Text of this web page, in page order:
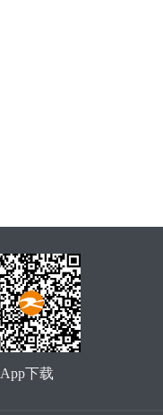
App下载